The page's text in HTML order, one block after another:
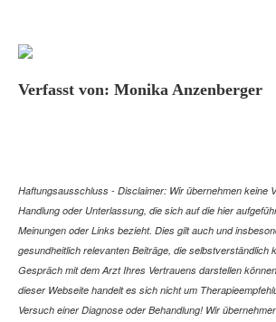
Verfasst von: Monika Anzenberger
Haftungsausschluss - Disclaimer: Wir übernehmen keine
Handlung oder Unterlassung, die sich auf die hier
Meinungen oder Links bezieht. Dies gilt auch und
gesundheitlich relevanten Beiträge, die selbstverständlich
Gespräch mit dem Arzt Ihres Vertrauens darstellen
dieser Webseite handelt es sich nicht um
Versuch einer Diagnose oder Behandlung! Wir